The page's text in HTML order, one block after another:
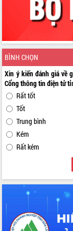
BÌNH CHỌN
Xin ý kiến đánh giá về
Cổng thông tin điện tử
Rất tốt
Tốt
Trung bình
Kém
Rất kém